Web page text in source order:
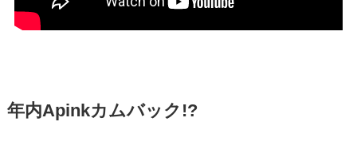
年内Apinkカムバック!?